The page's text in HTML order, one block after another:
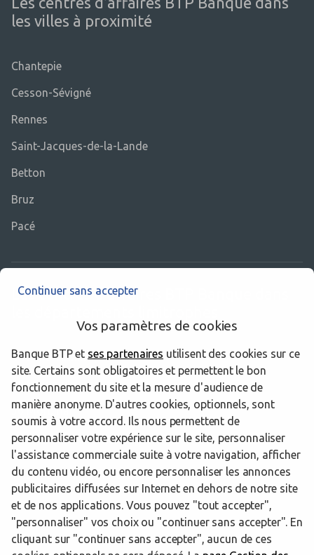
les villes à proximité
Chantepie
Cesson-Sévigné
Rennes
Saint-Jacques-de-la-Lande
Betton
Bruz
Pacé
Les centres d’affaires BTP Banque dans
44 Loire-Atlantique
49 Maine-et-Loire
56 Morbihan
Trouver un centre d’affaires BTP Banque
Ille-et-Vilaine
Chantepie
Powered by
Continuer sans accepter
Vos paramètres de cookies
Banque BTP et ses partenaires utilisent des cookies sur ce
site. Certains sont obligatoires et permettent le bon
fonctionnement du site et la mesure d'audience de
manière anonyme. D'autres cookies, optionnels, sont
soumis à votre accord. Ils nous permettent de
personnaliser votre expérience sur le site, personnaliser
l'assistance commerciale suite à votre navigation, afficher
du contenu vidéo, ou encore personnaliser les annonces
publicitaires diffusées sur Internet en dehors de notre site
et de nos applications. Vous pouvez "tout accepter",
"personnaliser" vos choix ou "continuer sans accepter". En
cliquant sur "continuer sans accepter", aucun de ces